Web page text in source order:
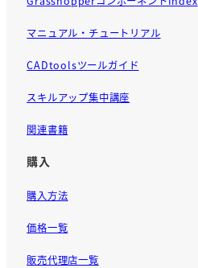
マニュアル・チュートリアル
CADtoolsツールガイド
スキルアップ集中講座
関連書籍
購入
購入方法
価格一覧
販売代理店一覧